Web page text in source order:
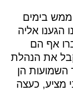
ממש בימים
הגענו אליה
אף הם
את הנהלת
השמועות הן
מציע, כעצה